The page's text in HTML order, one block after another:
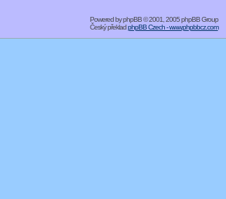
Powered byphpBB© 2001, 2005 phpBB Group
Český překladphpBB Czech - www.phpbbcz.com